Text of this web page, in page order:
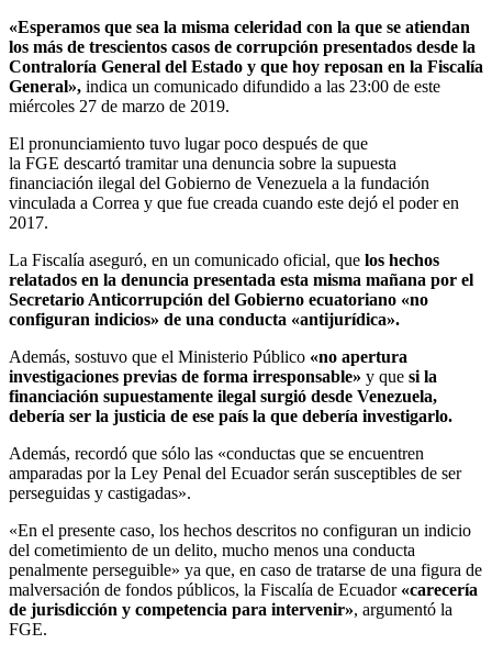
«Esperamos que sea la misma celeridad con la que se atiendan
los más de trescientos casos de corrupción presentados desde la
Contraloría General del Estado y que hoy reposan en la Fiscalía
General», indica un comunicado difundido a las 23:00 de este
miércoles 27 de marzo de 2019.
El pronunciamiento tuvo lugar poco después de que
la FGE descartó tramitar una denuncia sobre la supuesta
financiación ilegal del Gobierno de Venezuela a la fundación
vinculada a Correa y que fue creada cuando este dejó el poder en
2017.
La Fiscalía aseguró, en un comunicado oficial, que los hechos
relatados en la denuncia presentada esta misma mañana por el
Secretario Anticorrupción del Gobierno ecuatoriano «no
configuran indicios» de una conducta «antijurídica».
Además, sostuvo que el Ministerio Público «no apertura
investigaciones previas de forma irresponsable» y que si la
financiación supuestamente ilegal surgió desde Venezuela,
debería ser la justicia de ese país la que debería investigarlo.
Además, recordó que sólo las «conductas que se encuentren
amparadas por la Ley Penal del Ecuador serán susceptibles de ser
perseguidas y castigadas».
«En el presente caso, los hechos descritos no configuran un indicio
del cometimiento de un delito, mucho menos una conducta
penalmente perseguible» ya que, en caso de tratarse de una figura de
malversación de fondos públicos, la Fiscalía de Ecuador «carecería
de jurisdicción y competencia para intervenir», argumentó la
FGE.